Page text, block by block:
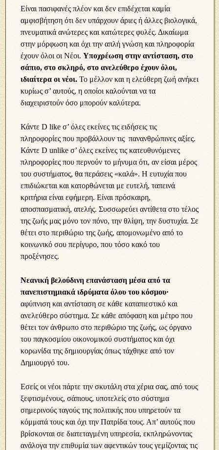
Είναι πασιφανές πλέον και δεν επιδέχεται καμία
αμφισβήτηση ότι δεν υπάρχουν άριες ή άλλες βιολογικά,
πνευματικά ανώτερες και κατώτερες φυλές. Δικαίωμα
στην μόρφωση και όχι την απλή γνώση και πληροφορία
έχουν όλοι οι Νέοι.Υποχρέωση στην αντίσταση, στο
σάπιο, στο σκληρό, στο ανελεύθερο έχουν όλοι,
ιδιαίτερα οι νέοι. Το μέλλον και η ελεύθερη ζωή ανήκει
κυρίως σ’ αυτούς, η οποίοι καλούνται να τα
διαχειριστούν όσο μπορούν καλύτερα.
Κάντε D like σ’ όλες εκείνες τις ειδήσεις τις
πληροφορίες που προβάλλουν τις πανανθρώπινες αξίες.
Κάντε D unlike σ’ όλες εκείνες τις κατευθυνόμενες
πληροφορίες που περνούν το μήνυμα ότι, αν είσαι μέρος
του συστήματος, θα περάσεις «καλά». Η ευτυχία που
επιδιώκεται και κατορθώνεται με ευτελή, ταπεινά
κριτήρια είναι εφήμερη. Είναι πρόσκαιρη,
αποσπασματική, ατελής. Συσσωρεύει αντίθετα στο τέλος
της ζωής μας μόνο τον πόνο, την θλίψη, την δυστυχία. Σε
θέτει στο περιθώριο της ζωής, απομονωμένο από το
κοινωνικό σου περίγυρο, που τόσο κακό του
προξένησες.
Νεανική βελούδινη επανάσταση μέσα από τα
πανεπιστημιακά ιδρύματα όλου του κόσμου·
αφύπνιση και αντίσταση σε κάθε καταπιεστικό και
ανελεύθερο σύστημα. Σε κάθε απόφαση και μέτρο που
θέτει τον άνθρωπο στο περιθώριο της ζωής, ως όργανο
του παγκοσμίου οικονομικού συστήματος και όχι
κορωνίδα της δημιουργίας όπως τάχθηκε από τον
Δημιουργό του.
Εσείς οι νέοι πάρτε την σκυτάλη στα χέρια σας, από τους
ξεφτισμένους, σάπιους, υποτελείς στο σύστημα
σημερινούς ταγούς της πολιτικής που υπηρετούν τα
κόμματά τους και όχι την Πατρίδα τους. Απ’ αυτούς που
βρίσκονται σε διατεταγμένη υπηρεσία, εκπληρώνοντας
ανάλογα την επιθυμία των αφεντικών τους γεμίζοντας τις